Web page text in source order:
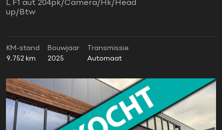
L F1 aut 204pk/Camera/Hk/Head
up/Btw
KM-stand
9.752 km
Bouwjaar
2025
Transmissie
Automaat